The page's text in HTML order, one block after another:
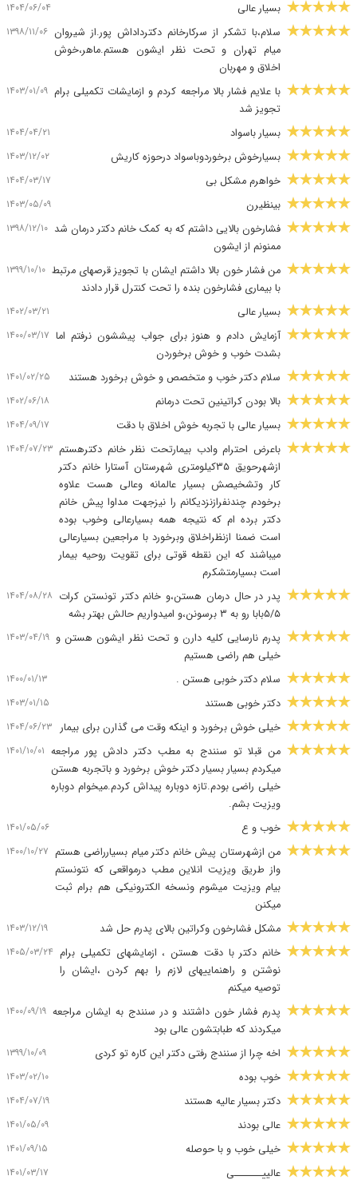
بسیار عالی ۱۴۰۴/۰۶/۰۴
سلام،با تشکر از سرکارخانم دکترداداش پور.از شیروان
میام تهران و تحت نظر ایشون هستم.ماهر،خوش
اخلاق و مهربان
۱۳۹۸/۱۱/۰۶
با علایم فشار بالا مراجعه کردم و ازمایشات تکمیلی برام
تجویز شد
۱۴۰۳/۰۱/۰۹
بسیار باسواد ۱۴۰۴/۰۴/۲۱
بسیارخوش برخوردوباسواد درحوزه کاریش ۱۴۰۳/۱۲/۰۲
خواهرم مشکل بی ۱۴۰۴/۰۳/۱۷
بینظیرن ۱۴۰۳/۰۵/۰۹
فشارخون بالایی داشتم که به کمک خانم دکتر درمان شد
ممنونم از ایشون
۱۳۹۸/۱۲/۱۰
من فشار خون بالا داشتم ایشان با تجویز قرصهای مرتبط
با بیماری فشارخون بنده را تحت کنترل قرار دادند
۱۳۹۹/۱۰/۱۰
بسیار عالی ۱۴۰۲/۰۳/۲۱
آزمایش دادم و هنوز برای جواب پیششون نرفتم اما
بشدت خوب و خوش برخوردن
۱۴۰۰/۰۳/۱۷
سلام دکتر خوب و متخصص و خوش برخورد هستند ۱۴۰۱/۰۲/۲۵
بالا بودن کراتینین تحت درمانم ۱۴۰۲/۰۶/۱۸
بسیار عالی با تجربه خوش اخلاق با دقت ۱۴۰۴/۰۹/۱۷
باعرض احترام وادب بیمارتحت نظر خانم دکترهستم
ازشهرحویق ۳۵کیلومتری شهرستان آستارا خانم دکتر
کار وتشخیصش بسیار عالمانه وعالی هست علاوه
برخودم چندنفرازنزدیکانم را نیزجهت مداوا پیش خانم
دکتر برده ام که نتیجه همه بسیارعالی وخوب بوده
است ضمنا ازنظراخلاق وبرخورد با مراجعین بسیارعالی
میباشند که این نقطه قوتی برای تقویت روحیه بیمار
است بسیارمتشکرم
۱۴۰۴/۰۷/۲۳
پدر در حال درمان هستن،و خانم دکتر تونستن کرات
۵/۵بابا رو به ۳ برسونن،و امیدواریم حالش بهتر بشه
۱۴۰۴/۰۸/۲۸
پدرم نارسایی کلیه دارن و تحت نظر ایشون هستن و
خیلی هم راضی هستیم
۱۴۰۳/۰۴/۱۹
سلام دکتر خوبی هستن . ۱۴۰۰/۰۱/۱۳
دکتر خوبی هستند ۱۴۰۳/۰۱/۱۵
خیلی خوش برخورد و اینکه وقت می گذارن برای بیمار ۱۴۰۴/۰۶/۲۳
من قبلا تو سنندج به مطب دکتر دادش پور مراجعه
میکردم بسیار بسیار دکتر خوش برخورد و باتجربه هستن
خیلی راضی بودم.تازه دوباره پیداش کردم.میخوام دوباره
ویزیت بشم.
۱۴۰۱/۱۰/۰۱
خوب و ع ۱۴۰۱/۰۵/۰۶
من ازشهرستان پیش خانم دکتر میام بسیارراضی هستم
واز طریق ویزیت انلاین مطب درمواقعی که نتونستم
بیام ویزیت میشوم ونسخه الکترونیکی هم برام ثبت
میکنن
۱۴۰۰/۱۰/۲۷
مشکل فشارخون وکراتین بالای پدرم حل شد ۱۴۰۳/۱۲/۱۹
خانم دکتر با دقت هستن ، ازمایشهای تکمیلی برام
نوشتن و راهنماییهای لازم را بهم کردن ،ایشان را
توصیه میکنم
۱۴۰۵/۰۳/۲۴
پدرم فشار خون داشتند و در سنندج به ایشان مراجعه
میکردند که طبابتشون عالی بود
۱۴۰۰/۰۹/۱۹
اخه چرا از سنندج رفتی دکتر این کاره تو کردی ۱۳۹۹/۱۰/۰۹
خوب بوده ۱۴۰۳/۰۲/۱۰
دکتر بسیار عالیه هستند ۱۴۰۴/۰۷/۱۹
عالی بودند ۱۴۰۱/۰۵/۰۹
خیلی خوب و با حوصله ۱۴۰۱/۰۹/۱۵
عالییـــــــی ۱۴۰۱/۰۳/۱۷